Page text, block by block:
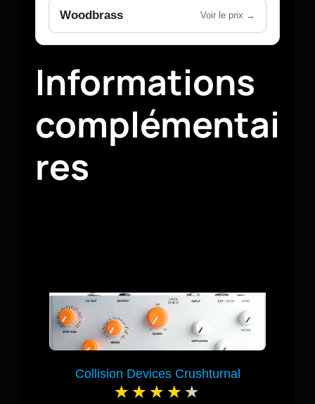
Woodbrass Voir le prix →
Informations
complémentai
res
Collision Devices Crushturnal